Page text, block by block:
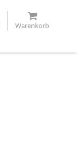
Warenkorb